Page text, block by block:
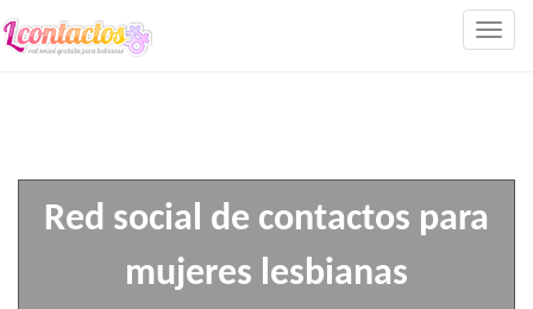
Red social de contactos para
mujeres lesbianas